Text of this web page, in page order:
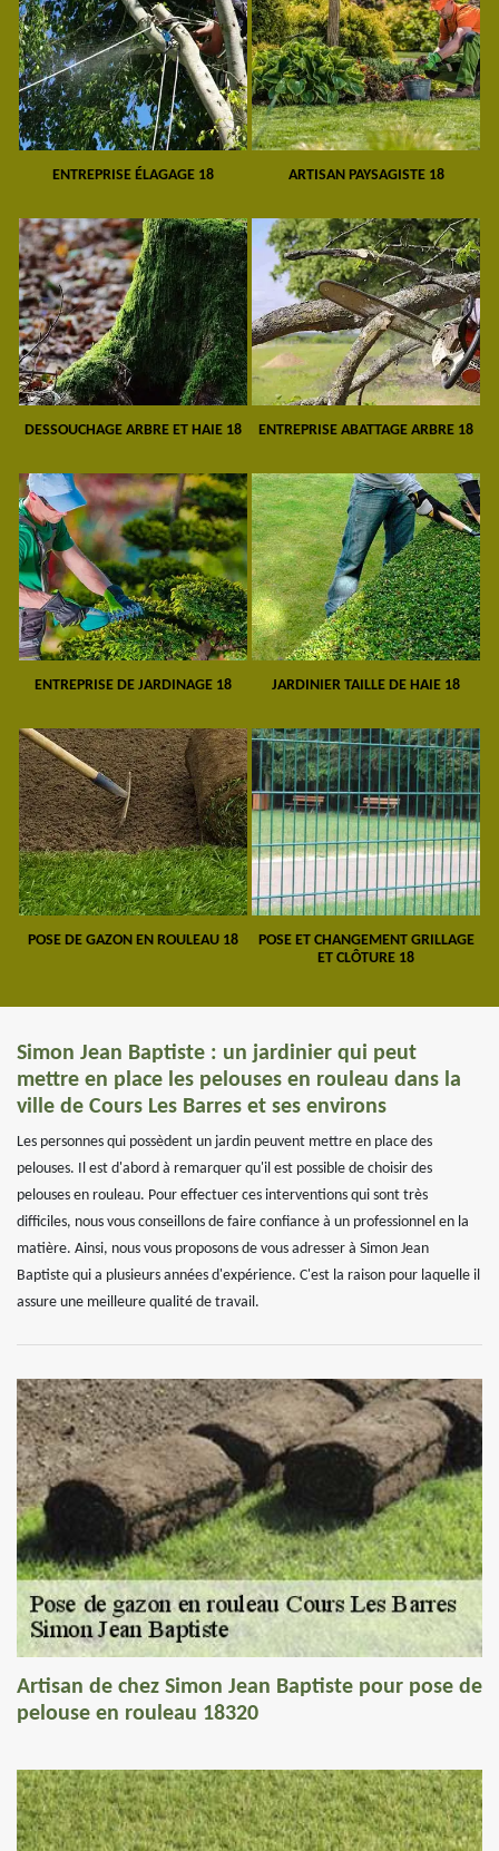
ENTREPRISE ÉLAGAGE 18 ARTISAN PAYSAGISTE 18
DESSOUCHAGE ARBRE ET HAIE 18 ENTREPRISE ABATTAGE ARBRE 18
ENTREPRISE DE JARDINAGE 18 JARDINIER TAILLE DE HAIE 18
POSE DE GAZON EN ROULEAU 18
POSE ET CHANGEMENT GRILLAGE
ET CLÔTURE 18
Simon Jean Baptiste : un jardinier qui peut
mettre en place les pelouses en rouleau dans la
ville de Cours Les Barres et ses environs
Les personnes qui possèdent un jardin peuvent mettre en place des
pelouses. Il est d'abord à remarquer qu'il est possible de choisir des
pelouses en rouleau. Pour effectuer ces interventions qui sont très
difficiles, nous vous conseillons de faire confiance à un professionnel en la
matière. Ainsi, nous vous proposons de vous adresser à Simon Jean
Baptiste qui a plusieurs années d'expérience. C'est la raison pour laquelle il
assure une meilleure qualité de travail.
Artisan de chez Simon Jean Baptiste pour pose de
pelouse en rouleau 18320